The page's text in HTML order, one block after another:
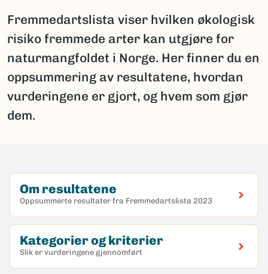
Fremmedartslista viser hvilken økologisk
risiko fremmede arter kan utgjøre for
naturmangfoldet i Norge. Her finner du en
oppsummering av resultatene, hvordan
vurderingene er gjort, og hvem som gjør
dem.
Om resultatene
Oppsummerte resultater fra Fremmedartslista 2023
Kategorier og kriterier
Slik er vurderingene gjennomført